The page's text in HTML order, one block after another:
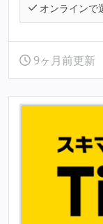
オンラインで
9ヶ月前更新